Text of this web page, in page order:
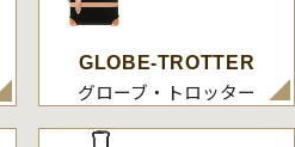
GLOBE-TROTTER
グローブ・トロッター